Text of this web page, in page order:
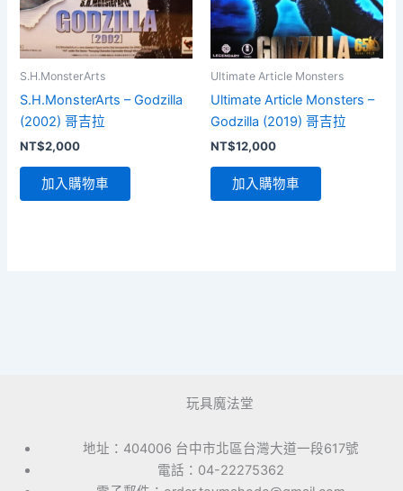
S.H.MonsterArts
S.H.MonsterArts – Godzilla
(2002) 哥吉拉
NT$2,000
加入購物車
Ultimate Article Monsters
Ultimate Article Monsters –
Godzilla (2019) 哥吉拉
NT$12,000
加入購物車
玩具魔法堂
地址：404006 台中市北區台灣大道一段617號
電話：04-22275362